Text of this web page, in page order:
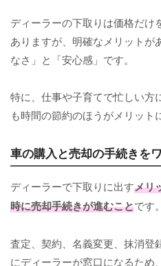
ディーラーの下取りは価格だけ
ありますが、明確なメリットが
なさ」と「安心感」です。
特に、仕事や子育てで忙しい方
も時間の節約のほうがメリット
車の購入と売却の手続きを
ディーラーで下取りに出すメリ
時に売却手続きが進むことです。
査定、契約、名義変更、抹消登
にディーラーが窓口になるため